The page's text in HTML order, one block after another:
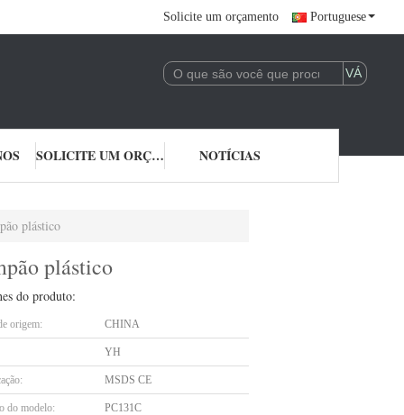
Solicite um orçamento Portuguese
SOLICITE UM ORÇAMENTO NOTÍCIAS
plástico
plástico
do produto:
origem: CHINA
YH
MSDS CE
do modelo: PC131C